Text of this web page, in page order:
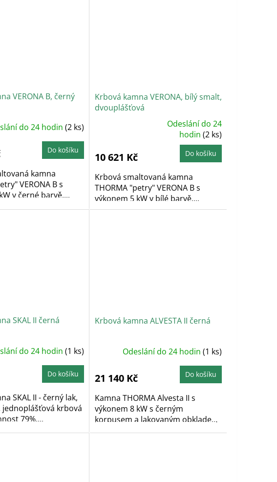
VERONA B, černý
do 24 hodin (2 ks)
Do košíku
kamna
VERONA B s
v černé barvě....
Krbová kamna VERONA, bílý smalt,
dvouplášťová
5,0
z
5
Odeslání do 24
hodin (2 ks)
10 621 Kč Do košíku
Krbová smaltovaná kamna
THORMA "petry" VERONA B s
výkonem 5 kW v bílé barvě....
SKAL II černá
do 24 hodin (1 ks)
Do košíku
SKAL II - černý lak,
jednoplášťová krbová
79%,...
Krbová kamna ALVESTA II černá
Odeslání do 24 hodin (1 ks)
21 140 Kč Do košíku
Kamna THORMA Alvesta II s
výkonem 8 kW s černým
korpusem a lakovaným obkladem
bočnic....